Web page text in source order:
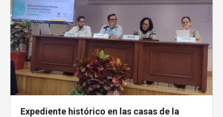
Expediente histórico en las casas de la